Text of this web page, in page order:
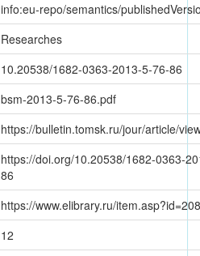
info:eu-repo/semantics/
Researches
10.20538/1682-0363-2013-5-76-86
bsm-2013-5-76-86.pdf
https://bulletin.tomsk.ru/jour/article/
https://doi.org/10.20538/1682-0363-
86
https://www.elibrary.ru/
12